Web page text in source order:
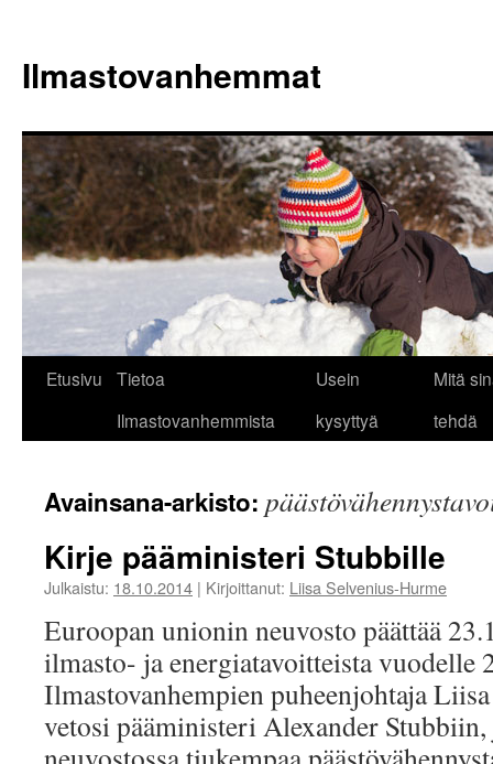
Ilmastovanhemmat
Etusivu
Tietoa
Ilmastovanhemmista
Usein
kysyttyä
Mitä
tehdä
Avainsana-arkisto:
Kirje pääministeri Stubbille
Julkaistu: 18.10.2014 | Kirjoittanut: Liisa Selvenius-Hurme
Euroopan unionin neuvosto päättää
ilmasto- ja energiatavoitteista vuodelle
Ilmastovanhempien puheenjohtaja
vetosi pääministeri Alexander